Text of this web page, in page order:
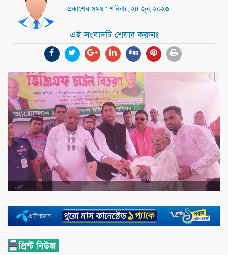
প্রকাশের সময় : শনিবার, ২৪ জুন, ২০২৩
এই সংবাদটি শেয়ার করুনঃ